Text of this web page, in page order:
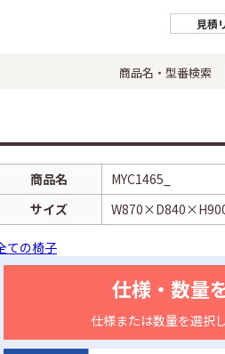
見積
商品名・型番検索
商品名
MYC1465_
サイズ
ての椅子
仕様・数量
仕様または数量を選択